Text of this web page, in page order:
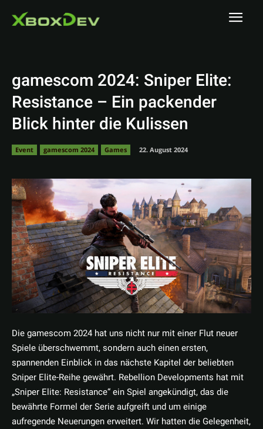
gamescom 2024: Sniper Elite:
Resistance – Ein packender
Blick hinter die Kulissen
Event gamescom 2024 Games 22. August 2024
Die gamescom 2024 hat uns nicht nur mit einer Flut neuer
Spiele überschwemmt, sondern auch einen ersten,
spannenden Einblick in das nächste Kapitel der beliebten
Sniper Elite-Reihe gewährt. Rebellion Developments hat mit
„Sniper Elite: Resistance“ ein Spiel angekündigt, das die
bewährte Formel der Serie aufgreift und um einige
aufregende Neuerungen erweitert. Wir hatten die Gelegenheit,